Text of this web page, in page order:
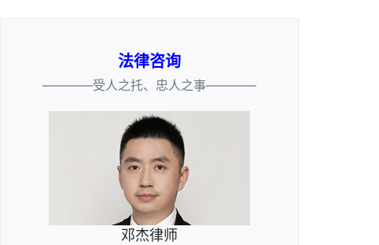
法律咨询
————受人之托、忠人之事————
邓杰律师